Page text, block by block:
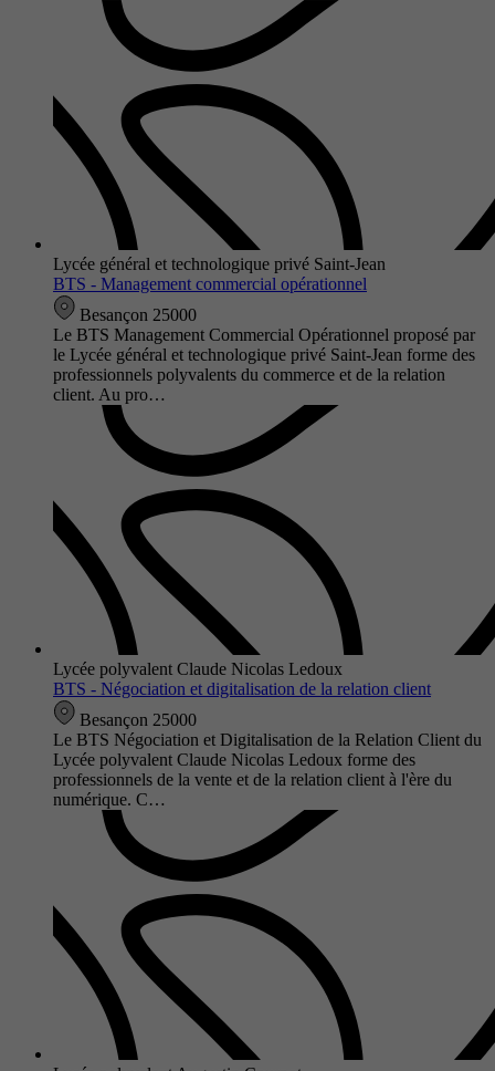
Lycée général et technologique privé Saint-Jean
BTS - Management commercial opérationnel
Besançon 25000
Le BTS Management Commercial Opérationnel proposé par
le Lycée général et technologique privé Saint-Jean forme des
professionnels polyvalents du commerce et de la relation
client. Au pro…
Lycée polyvalent Claude Nicolas Ledoux
BTS - Négociation et digitalisation de la relation client
Besançon 25000
Le BTS Négociation et Digitalisation de la Relation Client du
Lycée polyvalent Claude Nicolas Ledoux forme des
professionnels de la vente et de la relation client à l'ère du
numérique. C…